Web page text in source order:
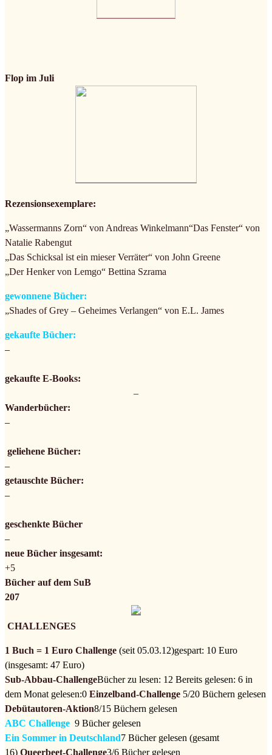
Flop im Juli
Rezensionsexemplare:
„Wassermanns Zorn“ von Andreas Winkelmann“Das Fenster“ von
Natalie Rabengut
„Das Schicksal ist ein mieser Verräter“ von John Greene
„Der Henker von Lemgo“ Bettina Szrama
gewonnene Bücher:
„Shades of Grey – Geheimes Verlangen“ von E.L. James
gekaufte Bücher:
–
gekaufte E-Books:
–
Wanderbücher:
–
geliehene Bücher:
–
getauschte Bücher:
–
geschenkte Bücher
–
neue Bücher insgesamt:
+5
Bücher auf dem SuB
207
CHALLENGES
1 Buch = 1 Euro Challenge (seit 05.03.12)gespart: 10 Euro
(insgesamt: 47 Euro)
Sub-Abbau-ChallengeBücher zu lesen: 12 Bereits gelesen: 6 in
dem Monat gelesen:0 Einzelband-Challenge 5/20 Büchern gelesen
Debütautoren-Aktion8/15 Büchern gelesen
ABC Challenge 9 Bücher gelesen
Ein Sommer in Deutschland7 Bücher gelesen (gesamt
16) Queerbeet-Challenge3/6 Bücher gelesen